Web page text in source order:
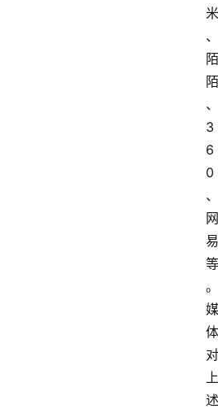
米
、
陌
陌
、
3
6
0
、
网
易
等
。
媒
体
对
上
述